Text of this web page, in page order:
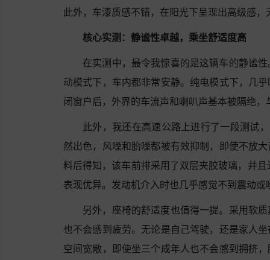
此外，车漆质感不错，在阳光下呈现出高级感
核心实测：静谧性卓越，乘坐舒适度高
在实测中，最令我惊喜的是这辆车的静谧
动模式下，车内都非常安静。纯电模式下，几
闭窗户后，外界的车流声和喇叭声基本被隔绝
此外，我还在高速公路上进行了一段测试
然出色，风噪和胎噪都被有效抑制，即使不放
料后得知，该车前排采用了双层夹胶玻璃，并
表现优异。发动机介入时也几乎感觉不到震动
另外，座椅的舒适度也值得一提。采用软
也不会感到疲劳。无论是自己驾驶，还是家人
空间宽敞，即使坐三个成年人也不会感到拥挤